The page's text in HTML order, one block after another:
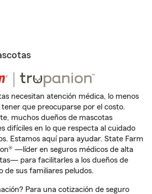
necesitan atención médica, lo menos
que preocuparse por el costo.
muchos dueños de mascotas
difíciles en lo que respecta al cuidado
Estamos aquí para ayudar. State Farm
—líder en seguros médicos de alta
para facilitarles a los dueños de
de sus familiares peludos.
Para una cotización de seguro